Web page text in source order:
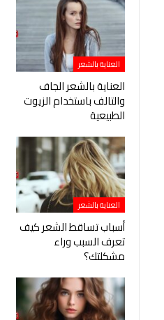
العناية بالشعر
العناية بالشعر الجاف
والتالف باستخدام الزيوت
الطبيعية
العناية بالشعر
أسباب تساقط الشعر كيف
تعرف السبب وراء
مشكلتك؟